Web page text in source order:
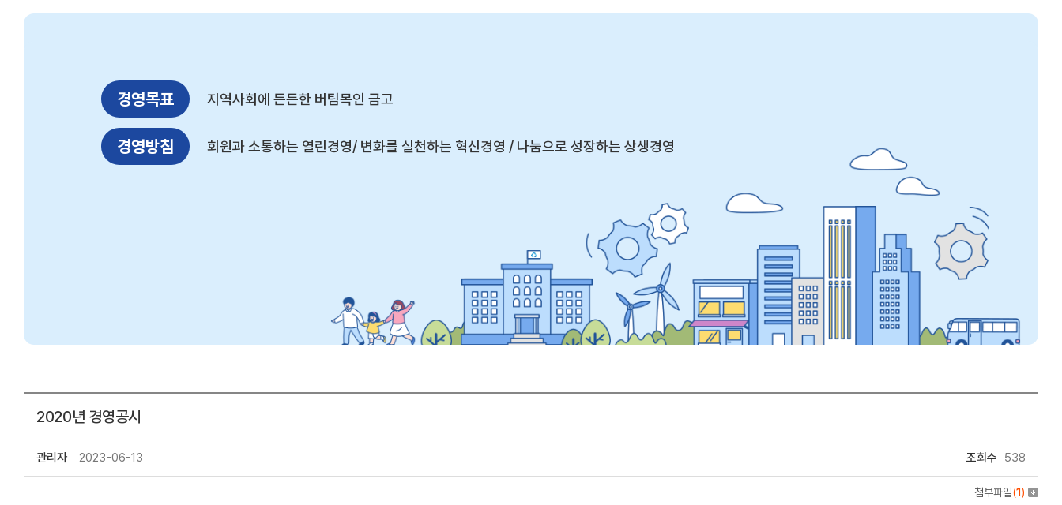
경영목표 지역사회에 든든한 버팀목인 금고
경영방침 회원과 소통하는 열린경영/ 변화를 실천하는 혁신경영 / 나눔으로 성장하는 상생경영
2020년 경영공시
관리자 2023-06-13 조회수 538
첨부파일(1 )